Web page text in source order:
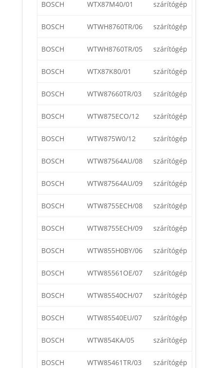
BOSCH WTX87M40/01 szárítógép
BOSCH WTWH8760TR/06 szárítógép
BOSCH WTWH8760TR/05 szárítógép
BOSCH WTX87K80/01 szárítógép
BOSCH WTW87660TR/03 szárítógép
BOSCH WTW875ECO/12 szárítógép
BOSCH WTW875W0/12 szárítógép
BOSCH WTW87564AU/08 szárítógép
BOSCH WTW87564AU/09 szárítógép
BOSCH WTW8755ECH/08 szárítógép
BOSCH WTW8755ECH/09 szárítógép
BOSCH WTW855H0BY/06 szárítógép
BOSCH WTW85561OE/07 szárítógép
BOSCH WTW85540CH/07 szárítógép
BOSCH WTW85540EU/07 szárítógép
BOSCH WTW854KA/05 szárítógép
BOSCH WTW85461TR/03 szárítógép